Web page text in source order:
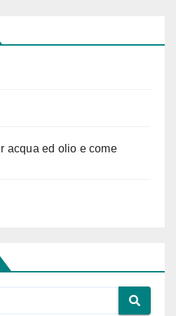
acqua ed olio e come